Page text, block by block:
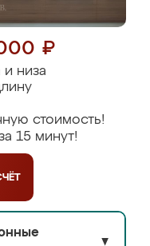
₽
низа
стоимость!
15 минут!
▼